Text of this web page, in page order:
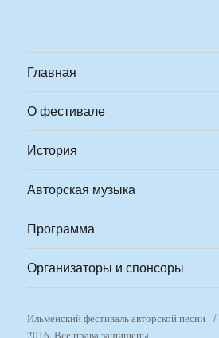
Главная
О фестивале
История
Авторская музыка
Программа
Организаторы и спонсоры
Ильменский фестиваль авторской песни
2016. Все права защищены